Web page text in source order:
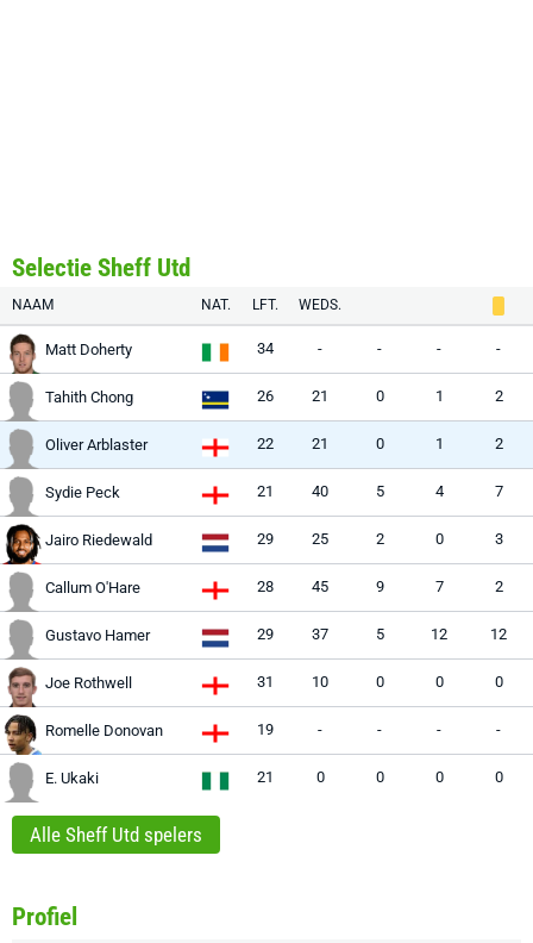
Selectie Sheff Utd
NAAM NAT. LFT. WEDS.
Matt Doherty 34 - - - -
Tahith Chong 26 21 0 1 2
Oliver Arblaster 22 21 0 1 2
Sydie Peck 21 40 5 4 7
Jairo Riedewald 29 25 2 0 3
Callum O'Hare 28 45 9 7 2
Gustavo Hamer 29 37 5 12 12
Joe Rothwell 31 10 0 0 0
Romelle Donovan 19 - - - -
E. Ukaki 21 0 0 0 0
Alle Sheff Utd spelers
Profiel